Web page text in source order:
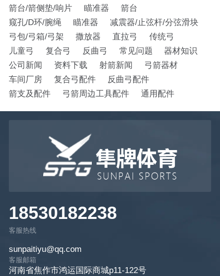
箭台/箭侧垫/响片
瞄准器
箭台
窥孔/D环/腕绳
瞄准器
减震器/止弦杆/分弦滑块
弓包/弓箱/弓架
撒放器 直拉弓
传统弓
儿童弓
复合弓 反曲弓 常见问题
器材知识
公司新闻
资料下载 射箭新闻
弓箭器材
车间厂房
复合弓配件
反曲弓配件
箭支及配件
弓箭周边工具配件 通用配件
18530182238
客服热线
sunpaitiyu@qq.com
客服邮箱
河南省焦作市鸿运国际商城p11-122号